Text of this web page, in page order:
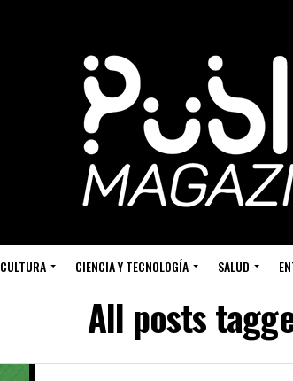
CULTURA CIENCIA Y TECNOLOGÍA SALUD
All posts